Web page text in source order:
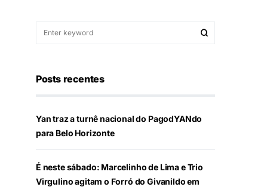
Posts recentes
Yan traz a turnê nacional do PagodYANdo
para Belo Horizonte
É neste sábado: Marcelinho de Lima e Trio
Virgulino agitam o Forró do Givanildo em